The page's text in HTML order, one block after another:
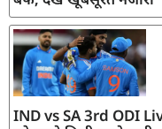
IND vs SA 3rd ODI